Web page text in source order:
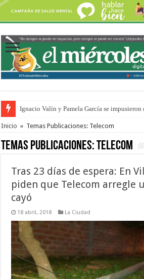
Ignacio Valín y Pamela García se
Traigo el litoral en mi canción: 100 años de
Inicio » Temas Publicaciones: Telecom
Temas Publicaciones:Telecom
Tras 23 días de espera: En
piden que Telecom arregle
cayó
18 abril, 2018 La Ciudad